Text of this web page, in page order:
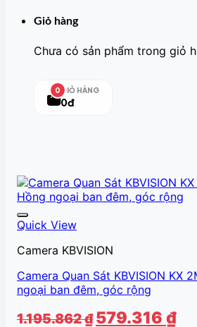
Giỏ hàng
Chưa có sản phẩm trong giỏ
0 GIỎ HÀNG
0đ
Quick View
Camera KBVISION
Camera Quan Sát KBVISION KX
ngoại ban đêm, góc rộng
1.195.862₫ Giá
579.316 ₫Giá